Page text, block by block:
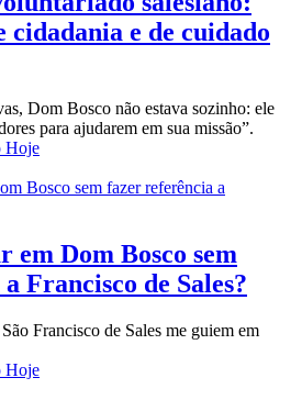
cidadania e de cuidado
Dom Bosco não estava sozinho: ele
para ajudarem em sua missão”.
Hoje
em Dom Bosco sem
Francisco de Sales?
Francisco de Sales me guiem em
Hoje